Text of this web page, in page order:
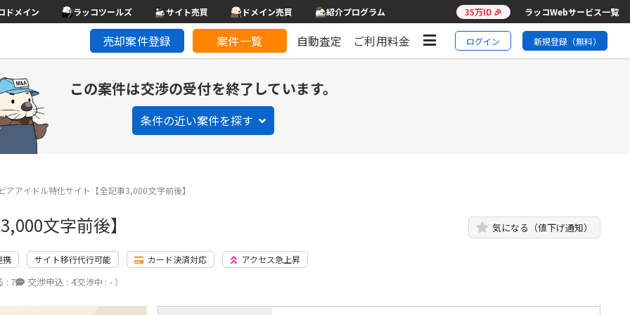
ドメイン ラッコツールズ サイト売買 ドメイン売買 紹介プログラム 35万ID 🎉 ラッコWebサービス一覧
売却案件登録 案件一覧 自動査定 ご利用料金 ログイン 新規登録（無料）
この案件は交渉の受付を終了しています。
条件の近い案件を探す
アアイドル特化サイト【全記事3,000文字前後】
文字前後】 気になる（値下げ通知）
携 サイト移行代行可能 カード決済対応 アクセス急上昇
: 7 交渉申込 : 4
（交渉中 : - ）